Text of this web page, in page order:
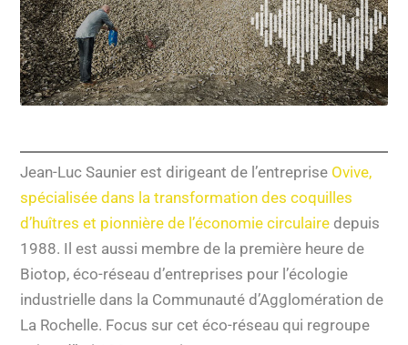
Jean-Luc Saunier est dirigeant de l’entreprise Ovive,
spécialisée dans la transformation des coquilles
d’huîtres et pionnière de l’économie circulaire depuis
1988. Il est aussi membre de la première heure de
Biotop, éco-réseau d’entreprises pour l’écologie
industrielle dans la Communauté d’Agglomération de
La Rochelle. Focus sur cet éco-réseau qui regroupe